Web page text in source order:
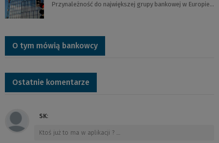
Przynależność do największej grupy bankowej w Europie…
O tym mówią bankowcy
Ostatnie komentarze
SK:
Ktoś już to ma w aplikacji ? …